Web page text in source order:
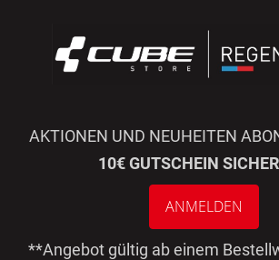
AKTIONEN UND NEUHEITEN
10€ GUTSCHEIN
ANMELDEN
**Angebot gültig ab einem